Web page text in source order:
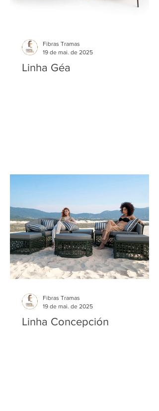
Linha Géa
Fibras Tramas
19 de mai. de 2025
Linha Concepción
Fibras Tramas
19 de mai. de 2025